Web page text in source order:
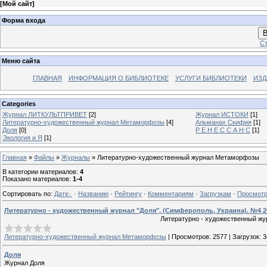
[Мой сайт]
Форма входа
Меню сайта
ГЛАВНАЯ ИНФОРМАЦИЯ О БИБЛИОТЕКЕ УСЛУГИ БИБЛИОТЕКИ
Categories
Журнал ЛИТКУЛЬТПРИВЕТ [2] Журнал ИСТОКИ [1]
Литературно-художественный журнал Mетаморфозы [4] Альманах Скифия [1]
Доля [0] Р Е Н Е С С А Н С [1]
Экология и Я [1]
Главная » Файлы » Журналы » Литературно-художественный журнал Mетаморфозы
В категории материалов: 4
Показано материалов: 1-4
Сортировать по: Дате · Названию · Рейтингу · Комментариям · Загрузкам ·
Литературно - художественный журнал "Доля", (Симферополь, Украина). №4
Литературно - художественный
Литературно-художественный журнал Mетаморфозы | Просмотров: 2577 | Загрузок:
Доля
Журнал Доля